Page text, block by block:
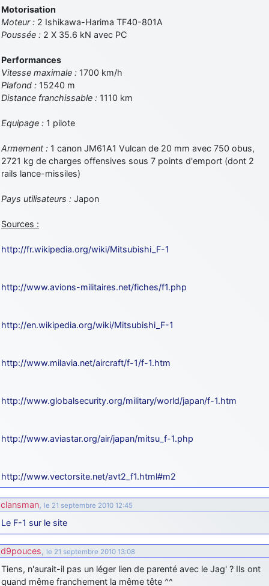
Motorisation
Moteur : 2 Ishikawa-Harima TF40-801A
Poussée : 2 X 35.6 kN avec PC
Performances
Vitesse maximale : 1700 km/h
Plafond : 15240 m
Distance franchissable : 1110 km
Equipage : 1 pilote
Armement : 1 canon JM61A1 Vulcan de 20 mm avec 750 obus,
2721 kg de charges offensives sous 7 points d'emport (dont 2
rails lance-missiles)
Pays utilisateurs : Japon
Sources :
http://fr.wikipedia.org/wiki/Mitsubishi_F-1
http://www.avions-militaires.net/fiches/f1.php
http://en.wikipedia.org/wiki/Mitsubishi_F-1
http://www.milavia.net/aircraft/f-1/f-1.htm
http://www.globalsecurity.org/military/world/japan/f-1.htm
http://www.aviastar.org/air/japan/mitsu_f-1.php
http://www.vectorsite.net/avt2_f1.html#m2
clansman, le 21 septembre 2010 12:45
Le F-1 sur le site
d9pouces, le 21 septembre 2010 13:08
Tiens, n'aurait-il pas un léger lien de parenté avec le Jag' ? Ils ont
quand même franchement la même tête ^^